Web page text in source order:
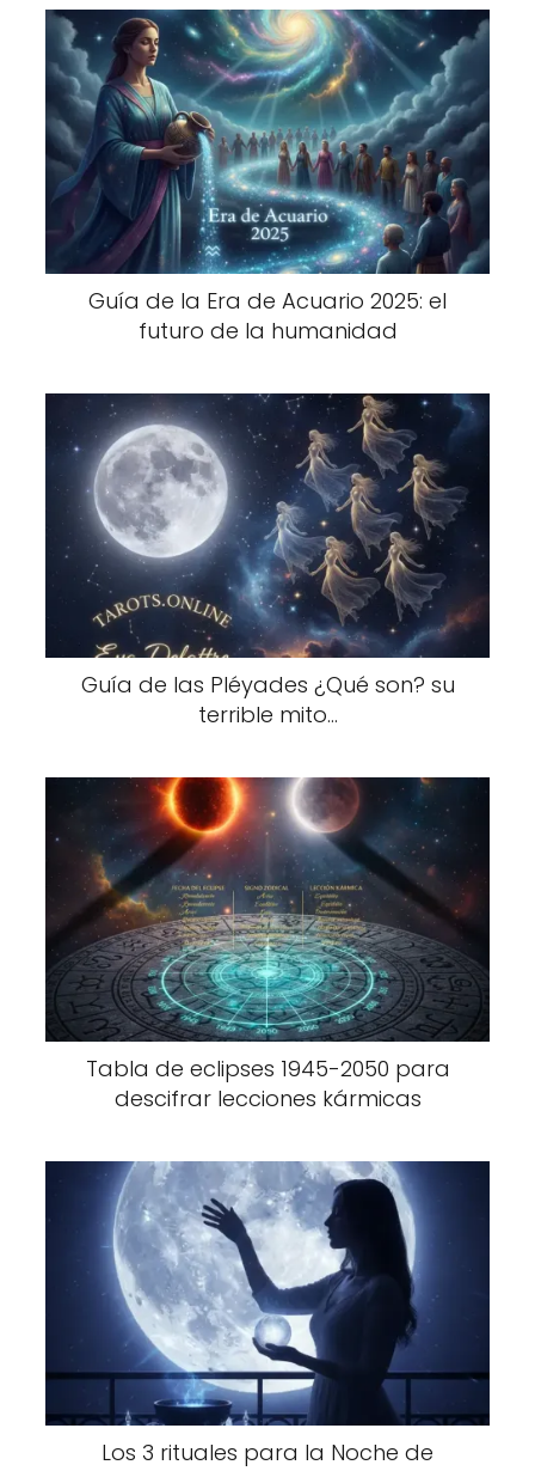
Guía de la Era de Acuario 2025: el
futuro de la humanidad
Guía de las Pléyades ¿Qué son? su
terrible mito...
Tabla de eclipses 1945-2050 para
descifrar lecciones kármicas
Los 3 rituales para la Noche de